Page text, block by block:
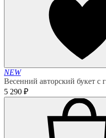
NEW
Весенний авторский букет с
5 290 ₽